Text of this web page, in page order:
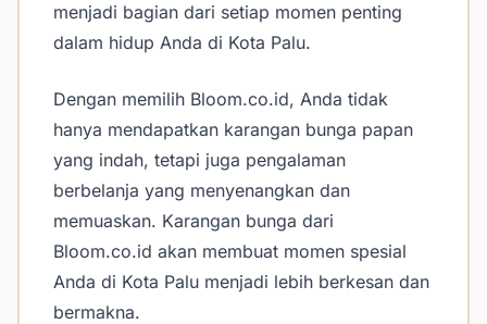
menjadi bagian dari setiap momen penting
dalam hidup Anda di Kota Palu.
Dengan memilih Bloom.co.id, Anda tidak
hanya mendapatkan karangan bunga papan
yang indah, tetapi juga pengalaman
berbelanja yang menyenangkan dan
memuaskan. Karangan bunga dari
Bloom.co.id akan membuat momen spesial
Anda di Kota Palu menjadi lebih berkesan dan
bermakna.